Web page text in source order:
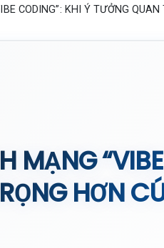
CODING”: KHI Ý TƯỞNG
MẠNG
HƠN